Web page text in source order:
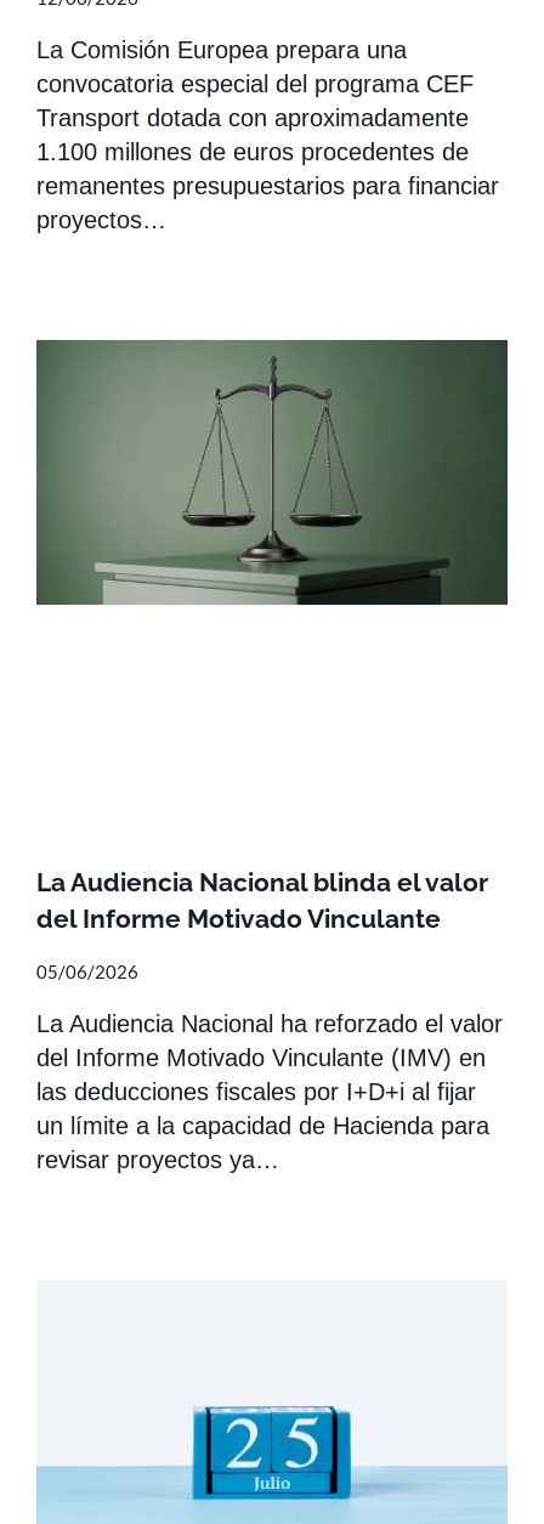
La Comisión Europea prepara una
convocatoria especial del programa CEF
Transport dotada con aproximadamente
1.100 millones de euros procedentes de
remanentes presupuestarios para financiar
proyectos…
La Audiencia Nacional blinda el valor
del Informe Motivado Vinculante
05/06/2026
La Audiencia Nacional ha reforzado el valor
del Informe Motivado Vinculante (IMV) en
las deducciones fiscales por I+D+i al fijar
un límite a la capacidad de Hacienda para
revisar proyectos ya…